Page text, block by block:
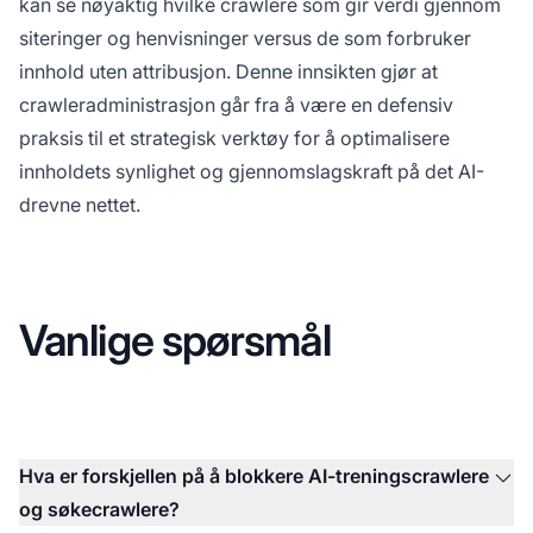
siteringer og henvisninger versus de som forbruker
innhold uten attribusjon. Denne innsikten gjør at
crawleradministrasjon går fra å være en defensiv
praksis til et strategisk verktøy for å optimalisere
innholdets synlighet og gjennomslagskraft på det AI-
drevne nettet.
Vanlige spørsmål
Hva er forskjellen på å blokkere AI-treningscrawlere
og søkecrawlere?